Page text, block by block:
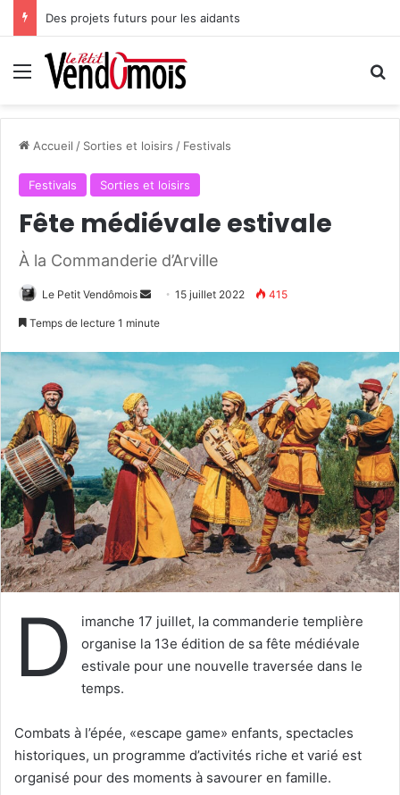
Des projets futurs pour les aidants
Menu
Accueil / Sorties et loisirs / Festivals
Festivals Sorties et loisirs
Fête médiévale estivale
À la Commanderie d’Arville
Le Petit Vendômois
y
r
u
n
c
o
r
i
e
15 juillet 2022 415
Temps de lecture 1 minute
D
imanche 17 juillet, la commanderie templière
organise la 13e édition de sa fête médiévale
estivale pour une nouvelle traversée dans le
temps.
Combats à l’épée, «escape game» enfants, spectacles
historiques, un programme d’activités riche et varié est
organisé pour des moments à savourer en famille.